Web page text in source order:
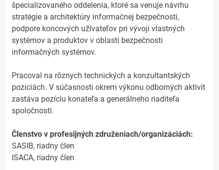
špecializovaného oddelenia, ktoré sa venuje návrhu
stratégie a architektúry informačnej bezpečnosti,
podpore koncových užívateľov pri vývoji vlastných
systémov a produktov v oblasti bezpečnosti
informačných systémov.
Pracoval na rôznych technických a konzultantských
pozíciách. V súčasnosti okrem výkonu odborných aktivít
zastáva pozíciu konateľa a generálneho riaditeľa
spoločnosti.
Členstvo v profesijných združeniach/organizáciách:
SASIB, riadny člen
ISACA, riadny člen